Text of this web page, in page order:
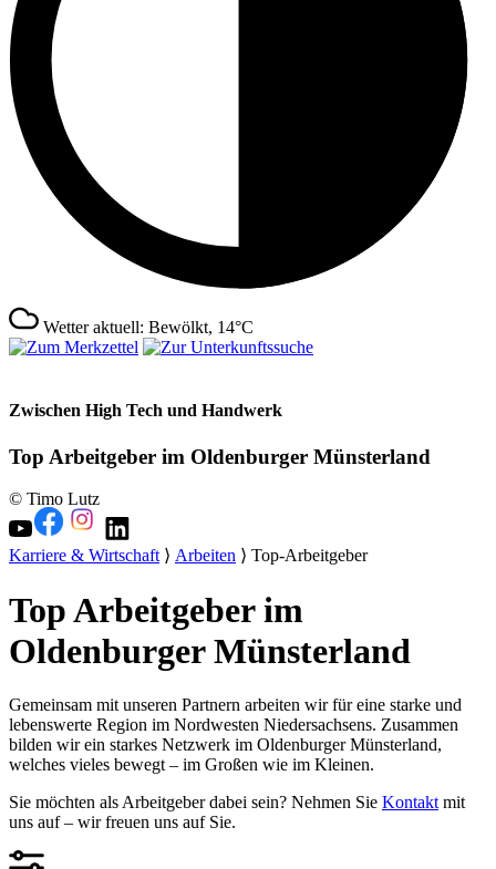
Wetter aktuell: Bewölkt, 14°C
Zwischen High Tech und Handwerk
Top Arbeitgeber im Oldenburger Münsterland
© Timo Lutz
Karriere & Wirtschaft⟩ Arbeiten ⟩ Top-Arbeitgeber
Top Arbeitgeber im
Oldenburger Münsterland
Gemeinsam mit unseren Partnern arbeiten wir für eine starke und
lebenswerte Region im Nordwesten Niedersachsens. Zusammen
bilden wir ein starkes Netzwerk im Oldenburger Münsterland,
welches vieles bewegt – im Großen wie im Kleinen.
Sie möchten als Arbeitgeber dabei sein? Nehmen Sie Kontakt mit
uns auf – wir freuen uns auf Sie.